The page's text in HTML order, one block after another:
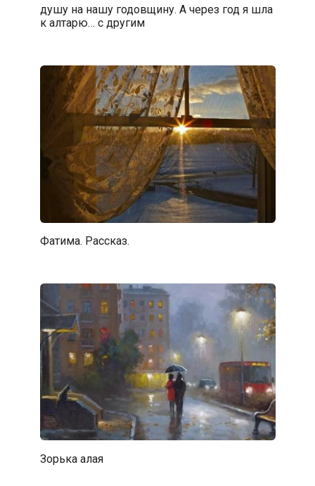
душу на нашу годовщину. А через год я шла
к алтарю… с другим
Фатима. Рассказ.
Зорька алая